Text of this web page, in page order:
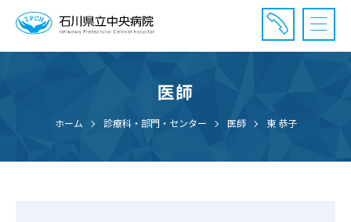
診療受付時間：午前8時20分〜午前11時20分まで
医師
ホーム 診療科・部門・センター 医師 東 恭子